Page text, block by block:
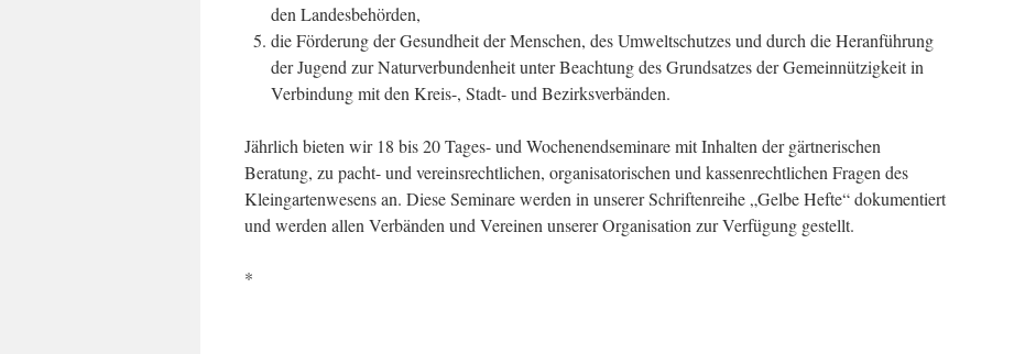
den Landesbehörden,
die Förderung der Gesundheit der Menschen, des Umweltschutzes und durch die Heranführung
der Jugend zur Naturverbundenheit unter Beachtung des Grundsatzes der Gemeinnützigkeit in
Verbindung mit den Kreis-, Stadt- und Bezirksverbänden.
Jährlich bieten wir 18 bis 20 Tages- und Wochenendseminare mit Inhalten der gärtnerischen
Beratung, zu pacht- und vereinsrechtlichen, organisatorischen und kassenrechtlichen Fragen des
Kleingartenwesens an. Diese Seminare werden in unserer Schriftenreihe „Gelbe Hefte“ dokumentiert
und werden allen Verbänden und Vereinen unserer Organisation zur Verfügung gestellt.
*